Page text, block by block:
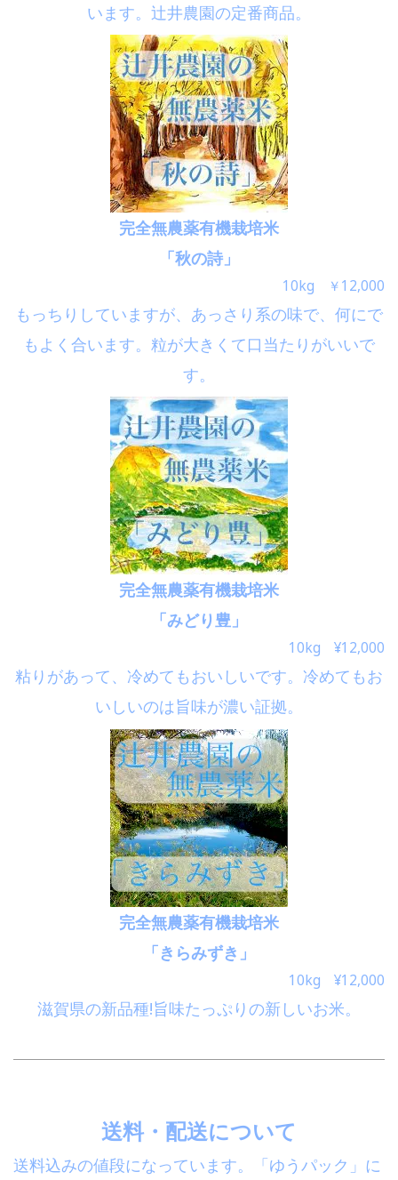
います。辻井農園の定番商品。
完全無農薬有機栽培米
「秋の詩」
10kg ￥12,000
もっちりしていますが、あっさり系の味で、何にで
もよく合います。粒が大きくて口当たりがいいで
す。
完全無農薬有機栽培米
「みどり豊」
10kg ¥12,000
粘りがあって、冷めてもおいしいです。冷めてもお
いしいのは旨味が濃い証拠。
完全無農薬有機栽培米
「きらみずき」
10kg ¥12,000
滋賀県の新品種!旨味たっぷりの新しいお米。
送料・配送について
送料込みの値段になっています。「ゆうパック」に